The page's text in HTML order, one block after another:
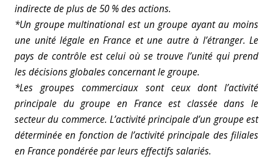
indirecte de plus de 50 % des actions.
*Un groupe multinational est un groupe ayant au moins
une unité légale en France et une autre à l’étranger. Le
pays de contrôle est celui où se trouve l’unité qui prend
les décisions globales concernant le groupe.
*Les groupes commerciaux sont ceux dont l’activité
principale du groupe en France est classée dans le
secteur du commerce. L’activité principale d’un groupe est
déterminée en fonction de l’activité principale des filiales
en France pondérée par leurs effectifs salariés.